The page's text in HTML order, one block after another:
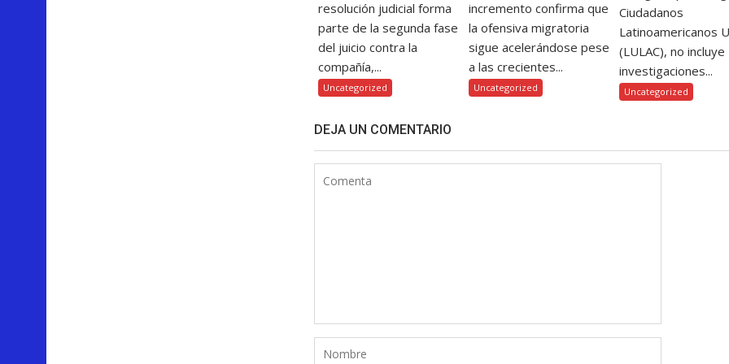
resolución judicial forma
parte de la segunda fase
del juicio contra la
compañía,...
Uncategorized
incremento confirma que
la ofensiva migratoria
sigue acelerándose pese
a las crecientes...
Uncategorized
Ciudadanos
Latinoamericanos
(LULAC), no incluye
investigaciones...
Uncategorized
DEJA UN COMENTARIO